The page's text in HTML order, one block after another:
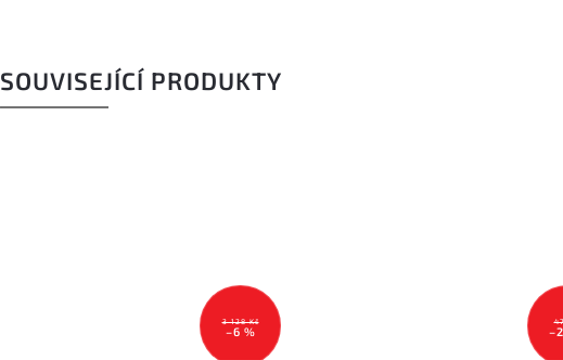
SOUVISEJÍCÍ PRODUKTY
3 128 Kč
–6 %